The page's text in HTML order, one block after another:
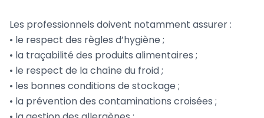
Les professionnels doivent notamment assurer :
• le respect des règles d’hygiène ;
• la traçabilité des produits alimentaires ;
• le respect de la chaîne du froid ;
• les bonnes conditions de stockage ;
• la prévention des contaminations croisées ;